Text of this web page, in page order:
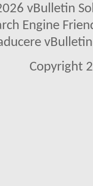
vBulletin
Engine
Copyright